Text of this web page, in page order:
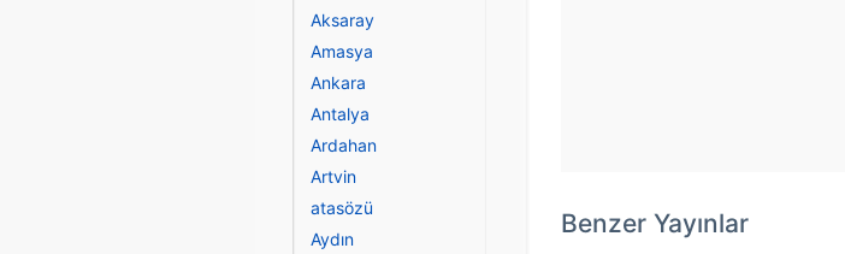
Benzer Yayınlar
Aksaray
Amasya
Ankara
Antalya
Ardahan
Artvin
atasözü
Aydın